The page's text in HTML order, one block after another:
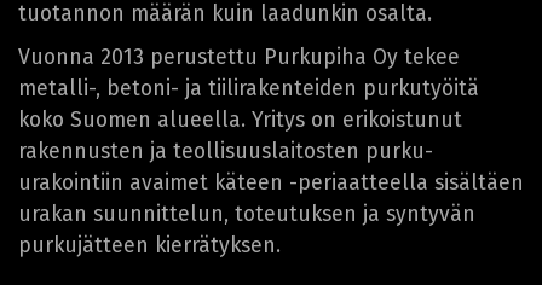
tuotannon määrän kuin laadunkin osalta.
Vuonna 2013 perustettu Purkupiha Oy tekee
metalli-, betoni- ja tiilirakenteiden purkutyöitä
koko Suomen alueella. Yritys on erikoistunut
rakennusten ja teollisuuslaitosten purku-
urakointiin avaimet käteen -periaatteella sisältäen
urakan suunnittelun, toteutuksen ja syntyvän
purkujätteen kierrätyksen.